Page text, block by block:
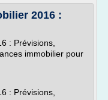
2016 :
: Prévisions,
immobilier pour
: Prévisions,